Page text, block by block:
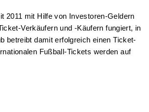
2011 mit Hilfe von Investoren-Geldern
Verkäufern und -Käufern fungiert, in
betreibt damit erfolgreich einen Ticket-
Fußball-Tickets werden auf